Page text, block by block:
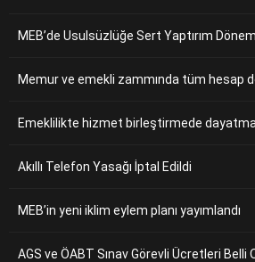
MEB’de Usulsüzlüğe Sert Yaptırım
Memur ve emekli zammında tüm hesap
Emeklilikte hizmet birleştirmede
Akıllı Telefon Yasağı İptal Edildi
MEB’in yeni iklim eylem planı yayımlandı
AGS ve ÖABT Sınav Görevli Ücretleri Belli